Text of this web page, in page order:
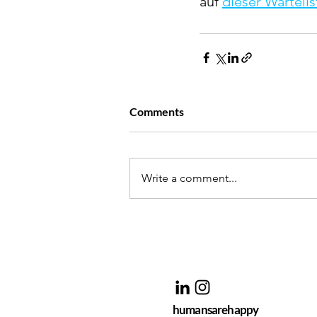
Comments
Write a comment...
humansarehappy